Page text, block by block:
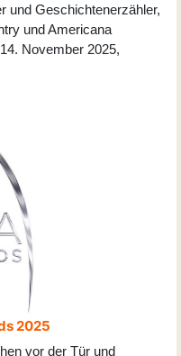
und Geschichtenerzähler,
und Americana
November 2025,
2025
vor der Tür und